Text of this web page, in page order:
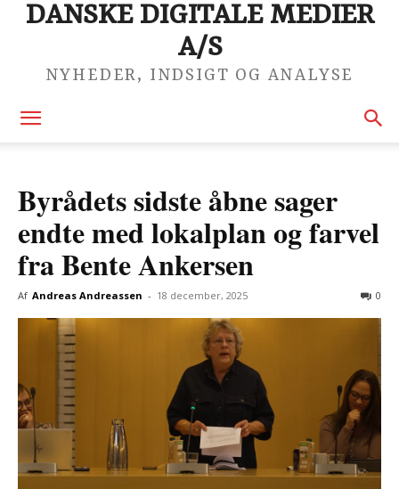
DANSKE DIGITALE MEDIER
A/S
NYHEDER, INDSIGT OG ANALYSE
Byrådets sidste åbne sager
endte med lokalplan og farvel
fra Bente Ankersen
Af Andreas Andreassen - 18 december, 2025 0